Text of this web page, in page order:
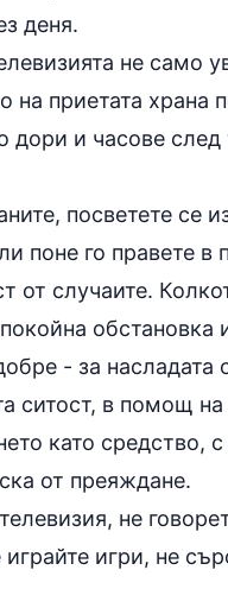
деня.
не само
на приетата храна
дори и часове след
посветете се
поне го правете в
от случаите.
обстановка
- за насладата
ситост, в помощ на
като средство,
от преяждане.
не
игри, не